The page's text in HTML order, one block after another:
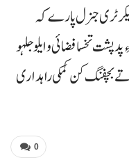
جنرل پارے کہ
تخسا فضائی و ایلو جلہو
بچفنگ کن کمکی راہداری
0